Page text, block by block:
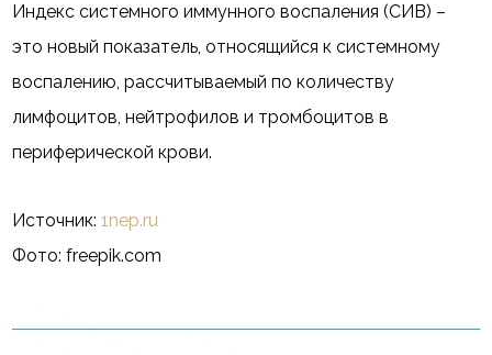
Индекс системного иммунного воспаления (СИВ) –
это новый показатель, относящийся к системному
воспалению, рассчитываемый по количеству
лимфоцитов, нейтрофилов и тромбоцитов в
периферической крови.
Источник:1nep.ru
Фото: freepik.com